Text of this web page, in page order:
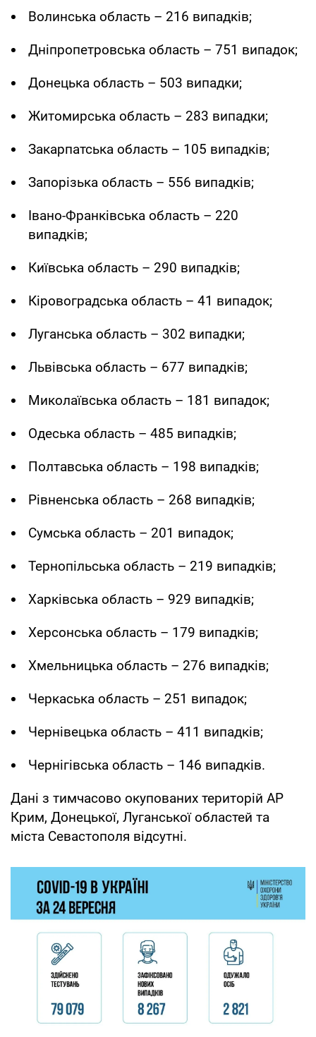
Волинська область – 216 випадків;
Дніпропетровська область – 751 випадок;
Донецька область – 503 випадки;
Житомирська область – 283 випадки;
Закарпатська область – 105 випадків;
Запорізька область – 556 випадків;
Івано-Франківська область – 220
випадків;
Київська область – 290 випадків;
Кіровоградська область – 41 випадок;
Луганська область – 302 випадки;
Львівська область – 677 випадків;
Миколаївська область – 181 випадок;
Одеська область – 485 випадків;
Полтавська область – 198 випадків;
Рівненська область – 268 випадків;
Сумська область – 201 випадок;
Тернопільська область – 219 випадків;
Харківська область – 929 випадків;
Херсонська область – 179 випадків;
Хмельницька область – 276 випадків;
Черкаська область – 251 випадок;
Чернівецька область – 411 випадків;
Чернігівська область – 146 випадків.
Дані з тимчасово окупованих територій АР
Крим, Донецької, Луганської областей та
міста Севастополя відсутні.